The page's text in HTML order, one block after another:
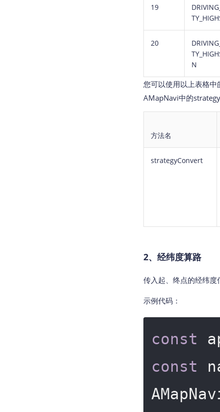
19
20
N
您可以使用以上表格
AMapNavi中的
方法名
strategyConvert
2、经纬度算路
传入起、终点的经纬
示例代码：
const
const